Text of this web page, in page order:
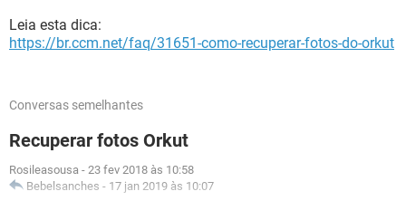
Leia esta dica:
https://br.ccm.net/faq/31651-como-recuperar-fotos-do-orkut
Conversas semelhantes
Recuperar fotos Orkut
Rosileasousa - 23 fev 2018 às 10:58
Bebelsanches - 17 jan 2019 às 10:07